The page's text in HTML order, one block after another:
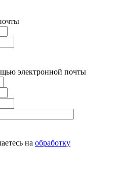
электронной почты
на обработку